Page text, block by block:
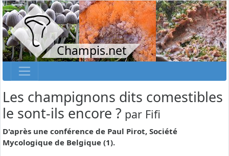
Champis.net
Les champignons dits comestibles
le sont-ils encore ? par Fifi
D'après une conférence de Paul Pirot, Société
Mycologique de Belgique (1).